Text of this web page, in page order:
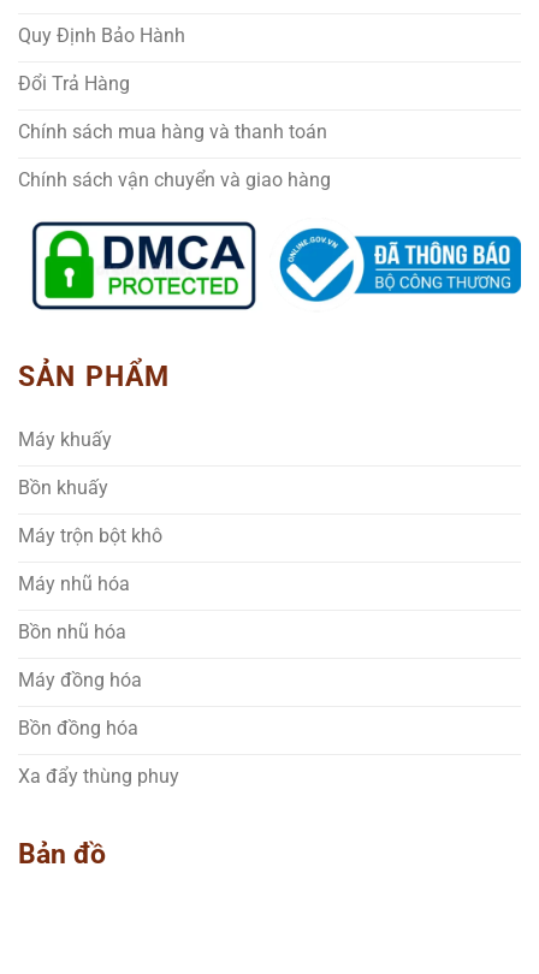
Quy Định Bảo Hành
Đổi Trả Hàng
Chính sách mua hàng và thanh toán
Chính sách vận chuyển và giao hàng
SẢN PHẨM
Máy khuấy
Bồn khuấy
Máy trộn bột khô
Máy nhũ hóa
Bồn nhũ hóa
Máy đồng hóa
Bồn đồng hóa
Xa đẩy thùng phuy
Bản đồ